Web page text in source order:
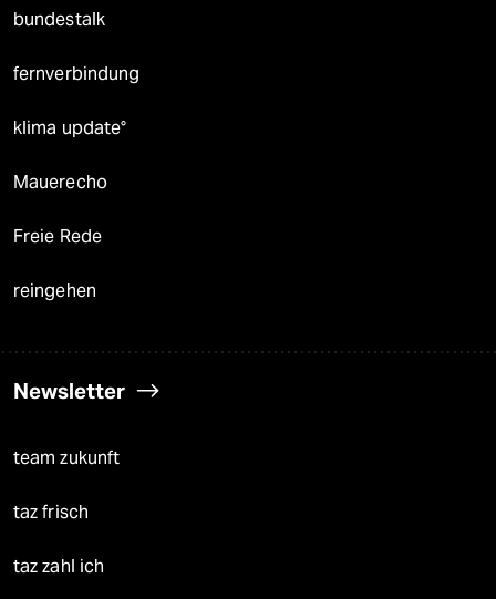
bundestalk
fernverbindung
klima update°
Mauerecho
Freie Rede
reingehen
Newsletter
team zukunft
taz frisch
taz zahl ich